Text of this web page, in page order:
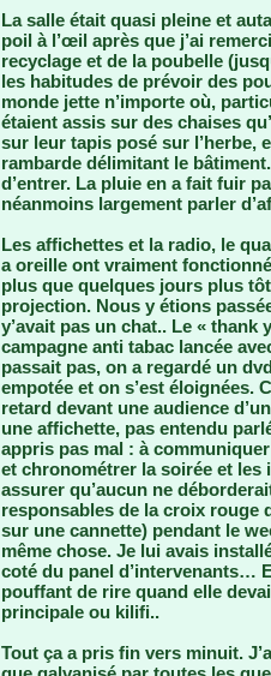
La salle était quasi pleine et
poil à l’œil après que j’ai
recyclage et de la poubelle
les habitudes de prévoir des
monde jette n’importe où,
étaient assis sur des chaises
sur leur tapis posé sur l’herbe,
rambarde délimitant le
d’entrer. La pluie en a fait fuir
néanmoins largement parler
Les affichettes et la radio, le
a oreille ont vraiment
plus que quelques jours plus
projection. Nous y étions
y’avait pas un chat.. Le «
campagne anti tabac lancée
passait pas, on a regardé un
empotée et on s’est éloignées.
retard devant une audience
une affichette, pas entendu
appris pas mal : à
et chronométrer la soirée et
assurer qu’aucun ne
responsables de la croix rouge
sur une cannette) pendant le
même chose. Je lui avais
coté du panel d’intervenants…
pouffant de rire quand elle
principale ou kilifi..
Tout ça a pris fin vers minuit.